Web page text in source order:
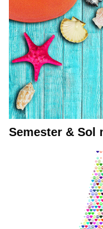
Semester & Sol